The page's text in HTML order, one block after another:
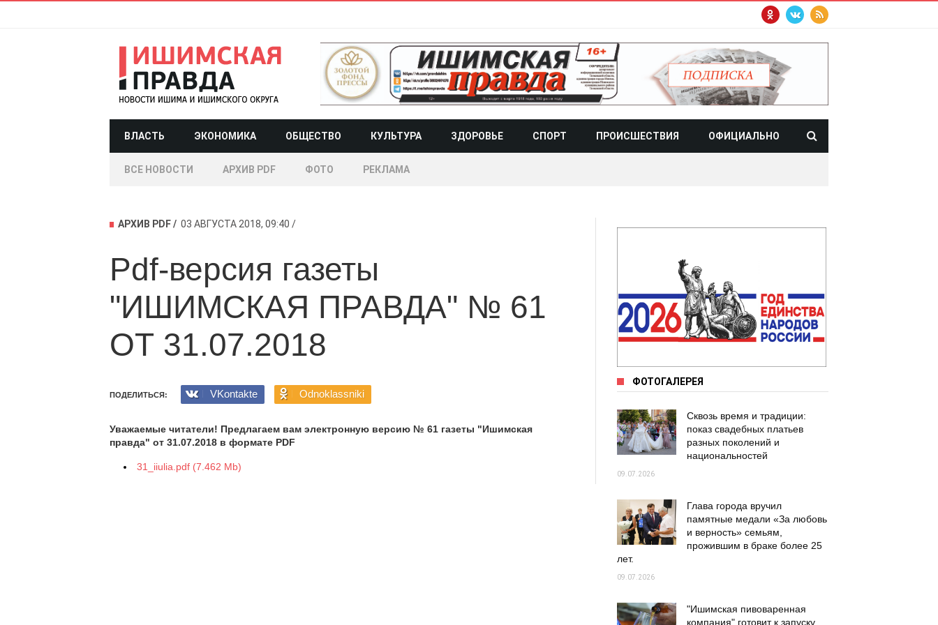
ВЛАСТЬ ЭКОНОМИКА ОБЩЕСТВО КУЛЬТУРА ЗДОРОВЬЕ СПОРТ ПРОИСШЕСТВИЯ ОФИЦИАЛЬНО
ВСЕ НОВОСТИ АРХИВ PDF ФОТО РЕКЛАМА
АРХИВ PDF 03 АВГУСТА 2018, 09:40
Pdf-версия газеты
"ИШИМСКАЯ ПРАВДА" № 61
ОТ 31.07.2018
ПОДЕЛИТЬСЯ: VKontakte Odnoklassniki
Уважаемые читатели! Предлагаем вам электронную версию № 61 газеты "Ишимская
правда" от 31.07.2018 в формате PDF
31_iiulia.pdf (7.462 Mb)
ФОТОГАЛЕРЕЯ
Сквозь время и традиции:
показ свадебных платьев
разных поколений и
национальностей
09.07.2026
Глава города вручил
памятные медали «За любовь
и верность» семьям,
прожившим в браке более 25
лет.
09.07.2026
"Ишимская пивоваренная
компания" готовит к запуску